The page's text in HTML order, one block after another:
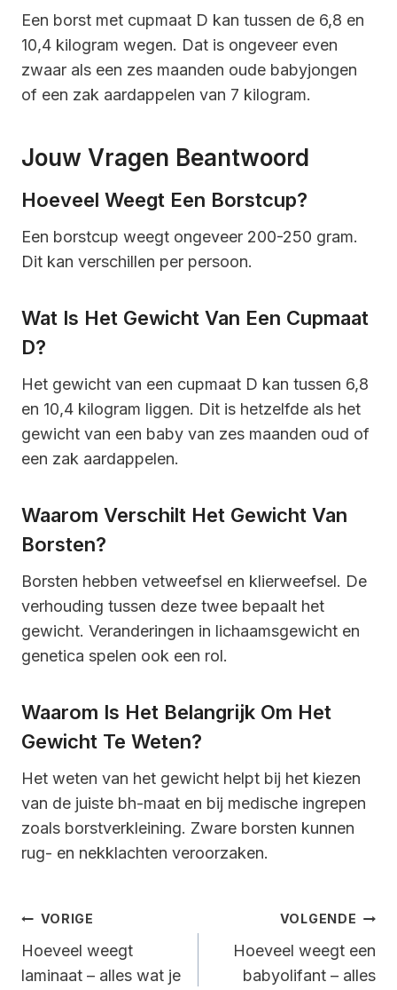
Een borst met cupmaat D kan tussen de 6,8 en
10,4 kilogram wegen. Dat is ongeveer even
zwaar als een zes maanden oude babyjongen
of een zak aardappelen van 7 kilogram.
Jouw Vragen Beantwoord
Hoeveel Weegt Een Borstcup?
Een borstcup weegt ongeveer 200-250 gram.
Dit kan verschillen per persoon.
Wat Is Het Gewicht Van Een Cupmaat
D?
Het gewicht van een cupmaat D kan tussen 6,8
en 10,4 kilogram liggen. Dit is hetzelfde als het
gewicht van een baby van zes maanden oud of
een zak aardappelen.
Waarom Verschilt Het Gewicht Van
Borsten?
Borsten hebben vetweefsel en klierweefsel. De
verhouding tussen deze twee bepaalt het
gewicht. Veranderingen in lichaamsgewicht en
genetica spelen ook een rol.
Waarom Is Het Belangrijk Om Het
Gewicht Te Weten?
Het weten van het gewicht helpt bij het kiezen
van de juiste bh-maat en bij medische ingrepen
zoals borstverkleining. Zware borsten kunnen
rug- en nekklachten veroorzaken.
Bericht
Navigatie
VORIGE
Hoeveel weegt
laminaat – alles wat je
VOLGENDE
Hoeveel weegt een
babyolifant – alles